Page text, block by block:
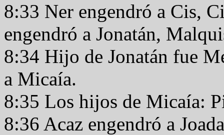
8:33 Ner engendró a Cis,
engendró a Jonatán,
8:34 Hijo de Jonatán fue
a Micaía.
8:35 Los hijos de Micaía:
8:36 Acaz engendró a